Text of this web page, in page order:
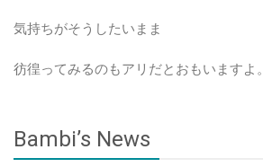
気持ちがそうしたいまま
彷徨ってみるのもアリだとおもいますよ。
Bambi’s News